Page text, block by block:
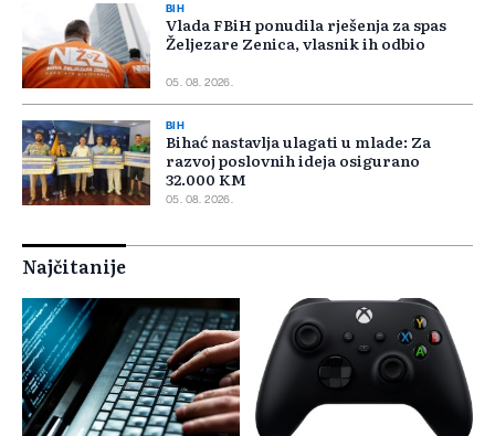
BIH
Vlada FBiH ponudila rješenja za spas
Željezare Zenica, vlasnik ih odbio
05. 08. 2026.
BIH
Bihać nastavlja ulagati u mlade: Za
razvoj poslovnih ideja osigurano
32.000 KM
05. 08. 2026.
Najčitanije